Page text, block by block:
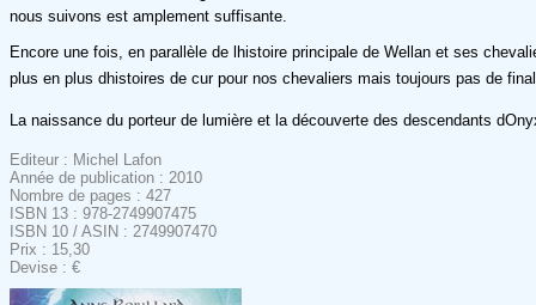
nous suivons est amplement suffisante.
Encore une fois, en parallèle de lhistoire principale de Wellan et ses
plus en plus dhistoires de cur pour nos chevaliers mais toujours pas de
La naissance du porteur de lumière et la découverte des descendants
Editeur : Michel Lafon
Année de publication : 2010
Nombre de pages : 427
ISBN 13 : 978-2749907475
ISBN 10 / ASIN : 2749907470
Prix : 15,30
Devise : €